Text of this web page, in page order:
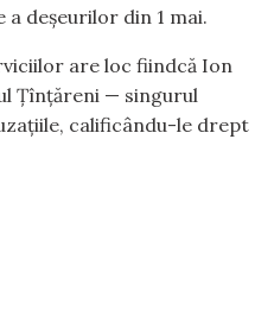
deșeurilor din 1 mai.
are loc fiindcă Ion
Țînțăreni — singurul
calificându-le drept